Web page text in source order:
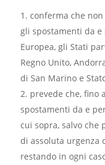
conferma che
gli spostamenti da e
Europea, gli Stati
Regno Unito,
di San Marino e
prevede che, fino
spostamenti da e
cui sopra, salvo che
di assoluta urgenza
restando in ogni